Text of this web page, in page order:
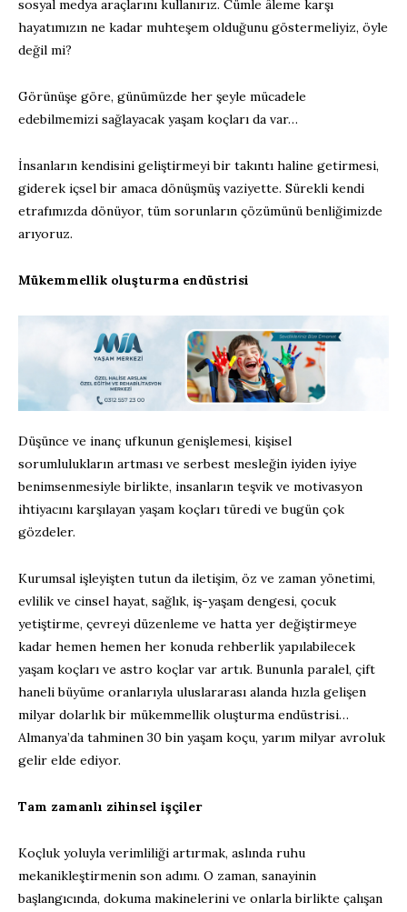
sosyal medya araçlarını kullanırız. Cümle âleme karşı
hayatımızın ne kadar muhteşem olduğunu göstermeliyiz, öyle
değil mi?
Görünüşe göre, günümüzde her şeyle mücadele
edebilmemizi sağlayacak yaşam koçları da var…
İnsanların kendisini geliştirmeyi bir takıntı haline getirmesi,
giderek içsel bir amaca dönüşmüş vaziyette. Sürekli kendi
etrafımızda dönüyor, tüm sorunların çözümünü benliğimizde
arıyoruz.
Mükemmellik oluşturma endüstrisi
Düşünce ve inanç ufkunun genişlemesi, kişisel
sorumlulukların artması ve serbest mesleğin iyiden iyiye
benimsenmesiyle birlikte, insanların teşvik ve motivasyon
ihtiyacını karşılayan yaşam koçları türedi ve bugün çok
gözdeler.
Kurumsal işleyişten tutun da iletişim, öz ve zaman yönetimi,
evlilik ve cinsel hayat, sağlık, iş-yaşam dengesi, çocuk
yetiştirme, çevreyi düzenleme ve hatta yer değiştirmeye
kadar hemen hemen her konuda rehberlik yapılabilecek
yaşam koçları ve astro koçlar var artık. Bununla paralel, çift
haneli büyüme oranlarıyla uluslararası alanda hızla gelişen
milyar dolarlık bir mükemmellik oluşturma endüstrisi…
Almanya’da tahminen 30 bin yaşam koçu, yarım milyar avroluk
gelir elde ediyor.
Tam zamanlı zihinsel işçiler
Koçluk yoluyla verimliliği artırmak, aslında ruhu
mekanikleştirmenin son adımı. O zaman, sanayinin
başlangıcında, dokuma makinelerini ve onlarla birlikte çalışan